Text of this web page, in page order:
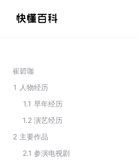
崔碧珈
1 人物经历
1.1 早年经历
1.2 演艺经历
2 主要作品
2.1 参演电视剧